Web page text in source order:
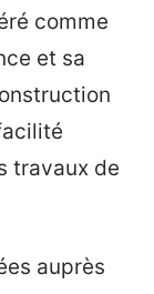
comme
et sa
travaux de
auprès